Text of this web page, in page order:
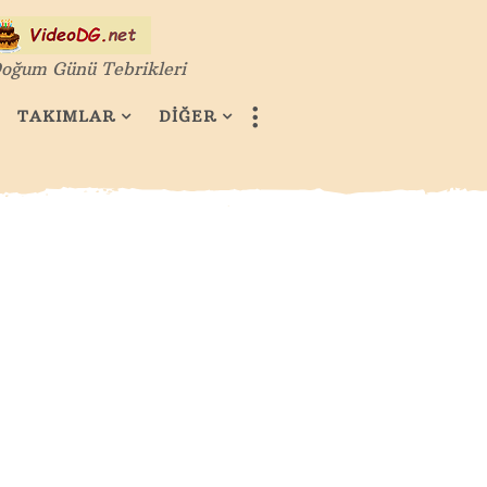
Günü Tebrikleri
TAKIMLAR DİĞER